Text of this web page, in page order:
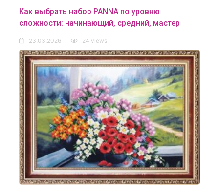
Как выбрать набор PANNA по уровню
сложности: начинающий, средний, мастер
23.03.2026 24 views